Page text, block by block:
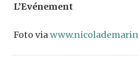
L’Evénement
Foto via